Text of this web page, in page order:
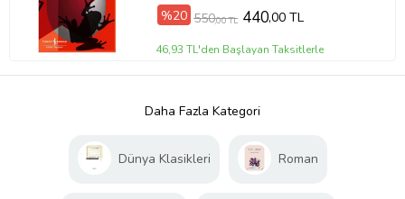
%20 550,00 TL 440,00 TL
46,93 TL'den Başlayan Taksitlerle
Daha Fazla Kategori
Dünya Klasikleri Roman